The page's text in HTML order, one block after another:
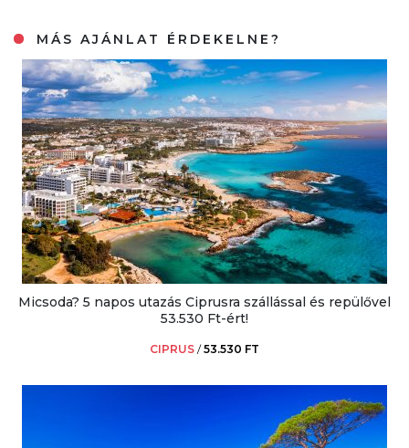
MÁS AJÁNLAT ÉRDEKELNE?
Micsoda? 5 napos utazás Ciprusra szállással és repülővel
53.530 Ft-ért!
CIPRUS /53.530 FT